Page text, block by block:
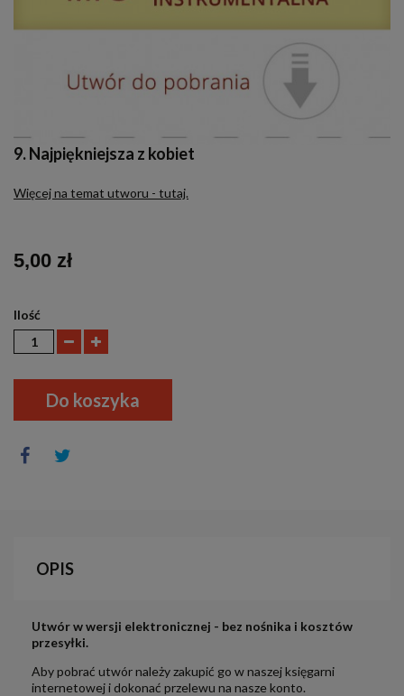
9. Najpiękniejsza z kobiet
Więcej na temat utworu - tutaj.
5,00 zł
Ilość
Do koszyka
OPIS
Utwór w wersji elektronicznej - bez nośnika i kosztów
przesyłki.
Aby pobrać utwór należy zakupić go w naszej księgarni
internetowej i dokonać przelewu na nasze konto.